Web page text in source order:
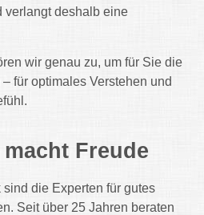
verlangt deshalb eine
wir genau zu, um für Sie die
für optimales Verstehen und
Freude
die Experten für gutes
Seit über 25 Jahren beraten